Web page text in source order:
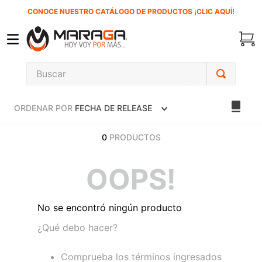
CONOCE NUESTRO CATÁLOGO DE PRODUCTOS ¡CLIC AQUÍ!
Buscar
ORDENAR POR FECHA DE RELEASE
0 PRODUCTOS
OOPS!
No se encontró ningún producto
¿Qué debo hacer?
Comprueba los términos ingresados
1.
carbones
2.
inversora
4.
sierra sable
lenox
8.
esmeriladora